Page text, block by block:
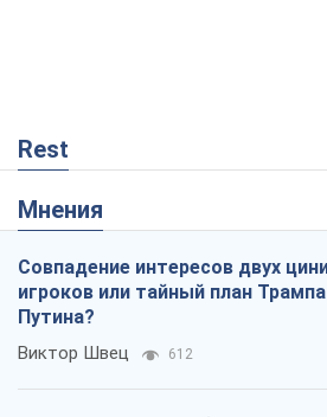
Rest
Мнения
Совпадение интересов двух
игроков или тайный план
Путина?
Виктор Швец 612